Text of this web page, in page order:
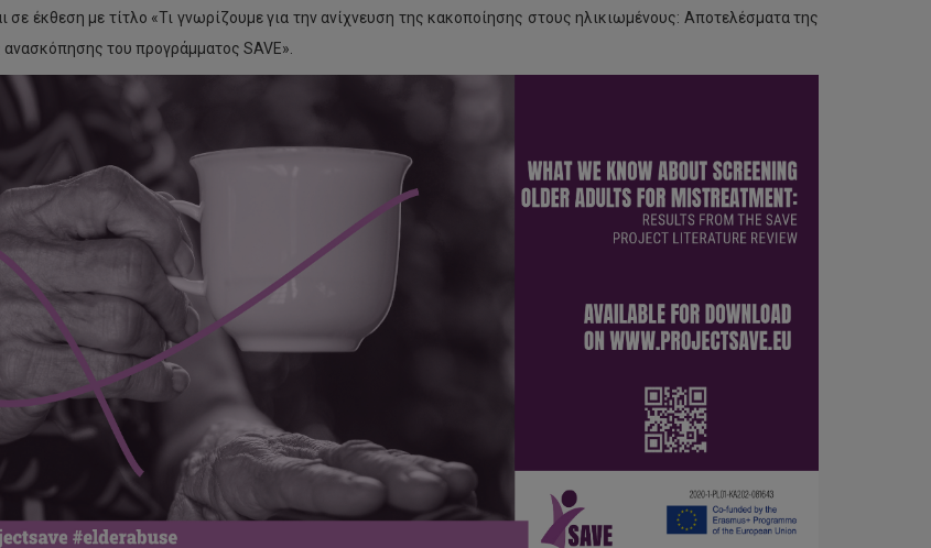
σε έκθεση με τίτλο «Τι γνωρίζουμε για την ανίχνευση της κακοποίησης στους ηλικιωμένους: Αποτελέσματα της
ανασκόπησης του προγράμματος SAVE».